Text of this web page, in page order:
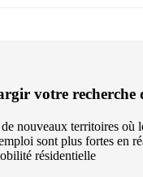
votre recherche
nouveaux territoires où
sont plus fortes en
résidentielle